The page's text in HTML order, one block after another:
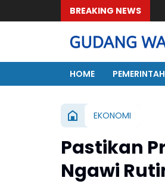
BREAKING NEWS
HOME
EKONOMI
Pastikan
Ngawi